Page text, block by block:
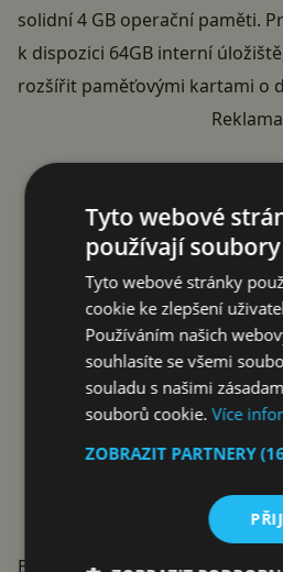
solidní 4 GB operační paměti.
k dispozici 64GB interní
rozšířit paměťovými kartami o
Reklama
Barevný a černobílý foťák. Ale
Tyto webové
používají
Tyto webové stránky
cookie ke zlepšení
Používáním našich
souhlasíte se všemi
souladu s našimi
souborů cookie.Více
ZOBRAZIT PARTNERY